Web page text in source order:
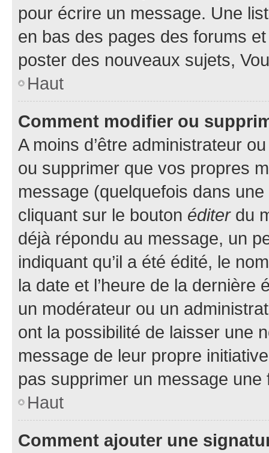
pour écrire un message. Une
en bas des pages des forums
poster des nouveaux sujets,
Haut
Comment modifier ou
A moins d’être administrateur
ou supprimer que vos propres
message (quelquefois dans
cliquant sur le bouton éditerdu
déjà répondu au message, un
indiquant qu’il a été édité, le
la date et l’heure de la dernière
un modérateur ou un
ont la possibilité de laisser une
message de leur propre
pas supprimer un message une
Haut
Comment ajouter une